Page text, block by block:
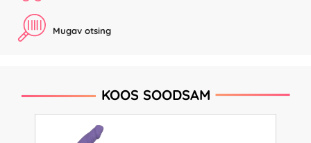
Mugav otsing
KOOS SOODSAM